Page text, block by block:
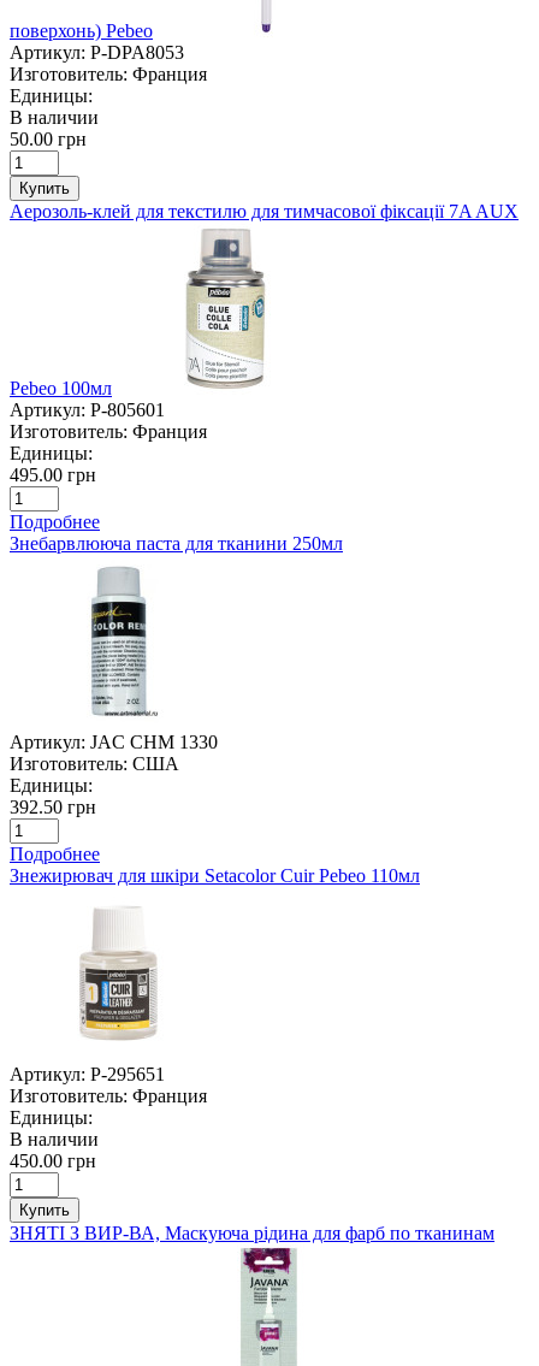
поверхонь) Pebeo
Артикул: P-DPA8053
Изготовитель: Франция
Единицы:
В наличии
50.00 грн
Купить
Аерозоль-клей для текстилю для тимчасової фіксації 7A AUX
Pebeo 100мл
Артикул: P-805601
Изготовитель: Франция
Единицы:
495.00 грн
Подробнее
Знебарвлююча паста для тканини 250мл
Артикул: JAC CHM 1330
Изготовитель: США
Единицы:
392.50 грн
Подробнее
Знежирювач для шкіри Setacolor Cuir Pebeo 110мл
Артикул: P-295651
Изготовитель: Франция
Единицы:
В наличии
450.00 грн
Купить
ЗНЯТІ З ВИР-ВА, Маскуюча рідина для фарб по тканинам